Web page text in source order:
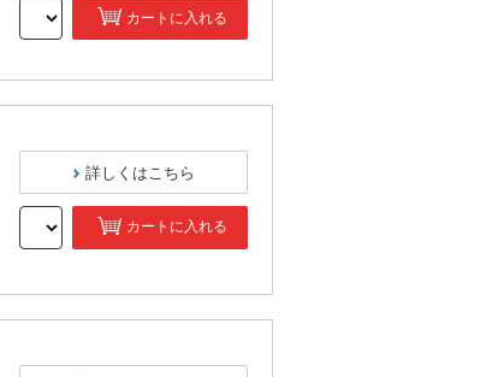
カートに入れる
詳しくはこちら
カートに入れる